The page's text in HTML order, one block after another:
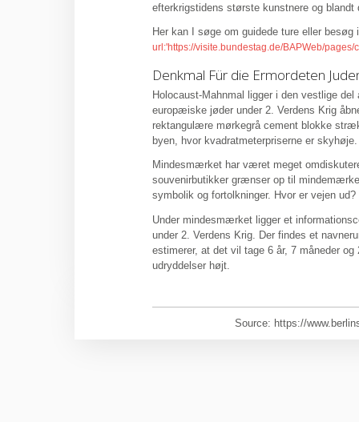
efterkrigstidens største kunstnere og
Her kan I søge om guidede ture eller besøg
Denkmal Für die Ermordeten
Holocaust-Mahnmal ligger i den vestlige
europæiske jøder under 2. Verdens Krig
rektangulære mørkegrå cement blokke
byen, hvor kvadratmeterpriserne er skyhøje.
Mindesmærket har været meget
souvenirbutikker grænser op til
symbolik og fortolkninger. Hvor er vejen
Under mindesmærket ligger et
under 2. Verdens Krig. Der findes et
estimerer, at det vil tage 6 år, 7 måneder
udryddelser højt.
Source: https://